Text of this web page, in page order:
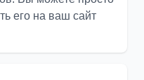
его на ваш сайт